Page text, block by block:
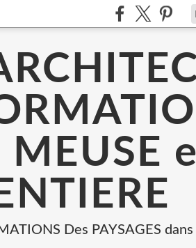
MEUSE
ENTIERE
Des PAYSAGES